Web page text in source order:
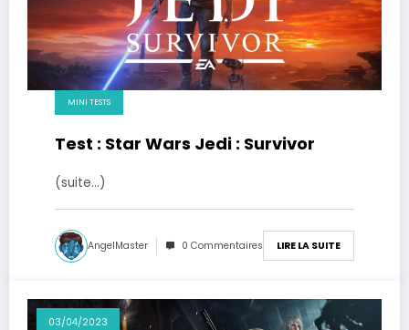
MINI TESTS
Test : Star Wars Jedi : Survivor
(suite…)
AngelMaster 0 Commentaires LIRE LA SUITE
03/04/2023